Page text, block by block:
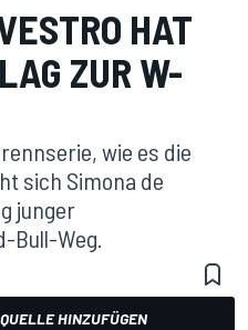
HAT
ZUR W-
wie es die
sich Simona de
junger
Bull-Weg.
HINZUFÜGEN